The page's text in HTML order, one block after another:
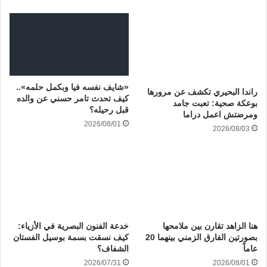
راندا البحيري تكشف عن مرورها
بوعكة صحية: تعبت جامد
ومرضتش اعمل دراما
2026/08/03
«شايف نفسه فيا وبكمل حلمه»..
كيف تحدث تامر حسني عن والده
قبل رحيله؟
2026/08/01
هنا الزاهد تقارن بين ملامحها
بصورتين الفارق الزمني بينهما 20
عاماً
2026/08/01
خدعة الفنون البصرية في الأزياء:
كيف نسقت بسمة بوسيل الفستان
الشفاف؟
2026/07/31